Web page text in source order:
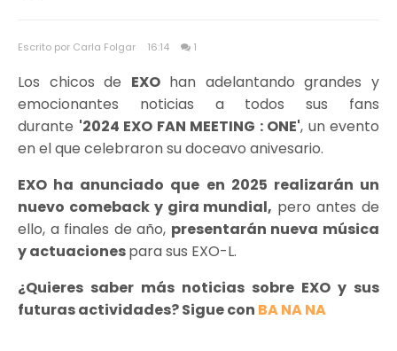
Escrito por Carla Folgar 16:14 1
Los chicos de EXOhan adelantando grandes y
emocionantes noticias a todos sus fans
durante '2024 EXO FAN MEETING : ONE', un evento
en el que celebraron su doceavo anivesario.
EXO ha anunciado que en 2025 realizarán un
nuevo comeback y gira mundial, pero antes de
ello, a finales de año, presentarán nueva música
y actuacionespara sus EXO-L.
¿Quieres saber más noticias sobre EXO y sus
futuras actividades? Sigue con BA NA NA